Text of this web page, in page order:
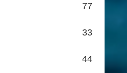
77
33
44